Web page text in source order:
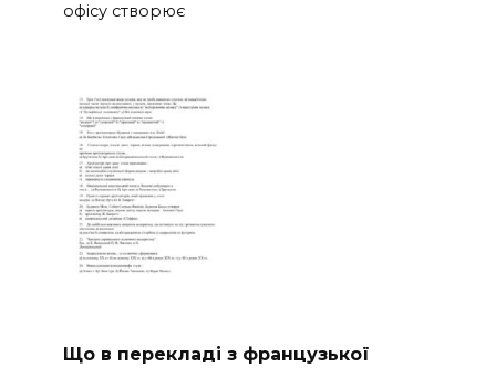
офісу створює
Що в перекладі з французької